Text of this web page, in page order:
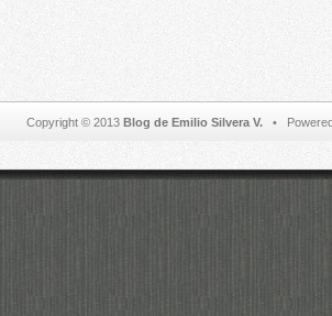
Copyright © 2013 Blog de Emilio Silvera V.•